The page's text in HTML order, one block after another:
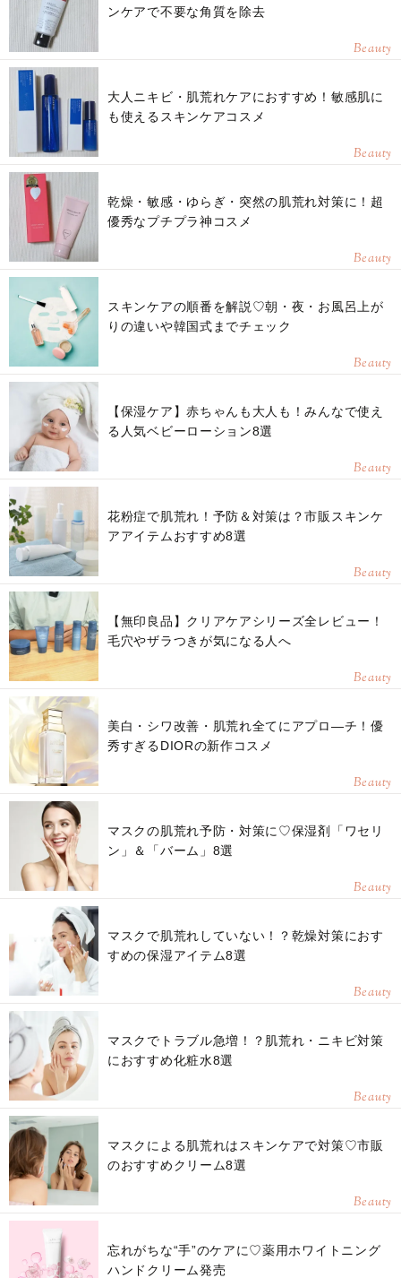
ンケアで不要な角質を除去
Beauty
大人ニキビ・肌荒れケアにおすすめ！敏感肌に
も使えるスキンケアコスメ
Beauty
乾燥・敏感・ゆらぎ・突然の肌荒れ対策に！超
優秀なプチプラ神コスメ
Beauty
スキンケアの順番を解説♡朝・夜・お風呂上が
りの違いや韓国式までチェック
Beauty
【保湿ケア】赤ちゃんも大人も！みんなで使え
る人気ベビーローション8選
Beauty
花粉症で肌荒れ！予防＆対策は？市販スキンケ
アアイテムおすすめ8選
Beauty
【無印良品】クリアケアシリーズ全レビュー！
毛穴やザラつきが気になる人へ
Beauty
美白・シワ改善・肌荒れ全てにアプロ―チ！優
秀すぎるDIORの新作コスメ
Beauty
マスクの肌荒れ予防・対策に♡保湿剤「ワセリ
ン」＆「バーム」8選
Beauty
マスクで肌荒れしていない！？乾燥対策におす
すめの保湿アイテム8選
Beauty
マスクでトラブル急増！？肌荒れ・ニキビ対策
におすすめ化粧水8選
Beauty
マスクによる肌荒れはスキンケアで対策♡市販
のおすすめクリーム8選
Beauty
忘れがちな“手”のケアに♡薬用ホワイトニング
ハンドクリーム発売